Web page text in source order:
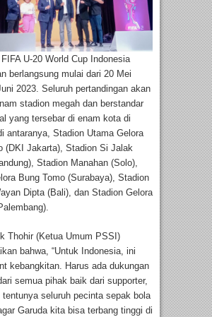
U-20 World Cup Indonesia
berlangsung mulai dari 20 Mei
2023. Seluruh pertandingan akan
stadion megah dan berstandar
yang tersebar di enam kota di
antaranya, Stadion Utama Gelora
(DKI Jakarta), Stadion Si Jalak
Stadion Manahan (Solo),
Bung Tomo (Surabaya), Stadion
Dipta (Bali), dan Stadion Gelora
Thohir (Ketua Umum PSSI)
bahwa, “Untuk Indonesia, ini
kebangkitan. Harus ada dukungan
semua pihak baik dari supporter,
tentunya seluruh pecinta sepak bola
Garuda kita bisa terbang tinggi di